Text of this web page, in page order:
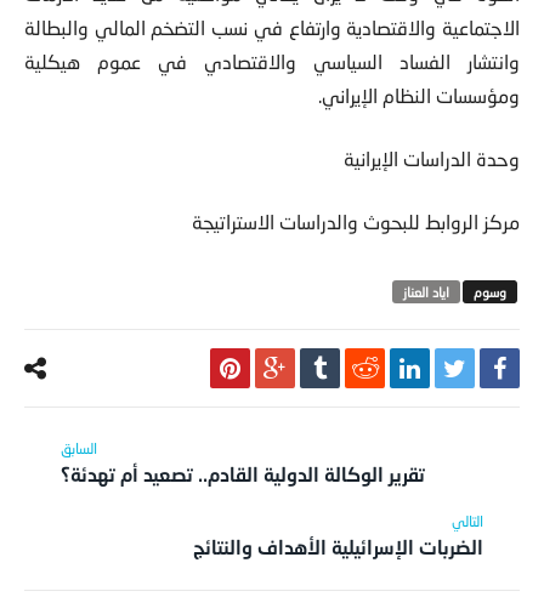
الاجتماعية والاقتصادية وارتفاع في نسب التضخم المالي والبطالة
وانتشار الفساد السياسي والاقتصادي في عموم هيكلية
ومؤسسات النظام الإيراني.
وحدة الدراسات الإيرانية
مركز الروابط للبحوث والدراسات الاستراتيجة
اياد العناز
تقرير الوكالة الدولية القادم.. تصعيد أم تهدئة؟
الضربات الإسرائيلية الأهداف والنتائج